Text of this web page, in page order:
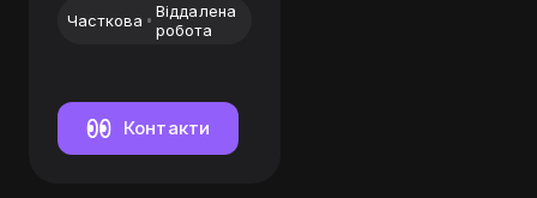
Часткова
Віддалена
робота
Контакти